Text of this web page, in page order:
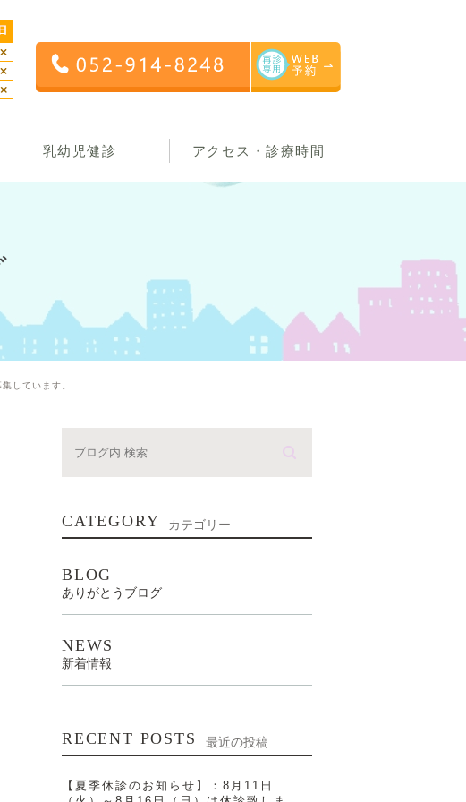
乳幼児健診 アクセス・診療時間
しています。
CATEGORY カテゴリー
BLOG
ありがとうブログ
NEWS
新着情報
RECENT POSTS 最近の投稿
【夏季休診のお知らせ】：8月11日